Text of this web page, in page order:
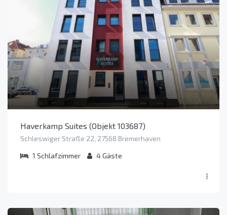
Haverkamp Suites (Objekt 103687)
Schleswiger Straße 22, 27568 Bremerhaven
1 Schlafzimmer 4Gäste